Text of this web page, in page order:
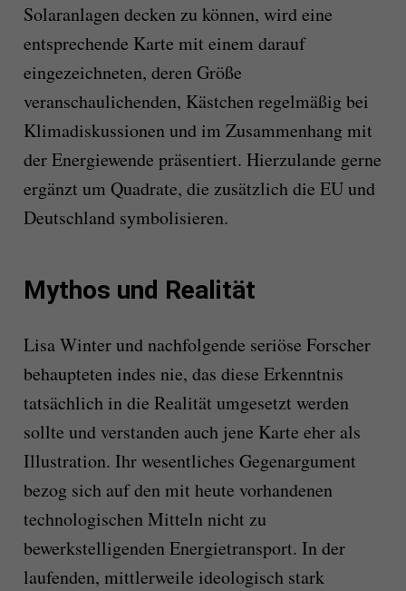
Solaranlagen decken zu können, wird eine
entsprechende Karte mit einem darauf
eingezeichneten, deren Größe
veranschaulichenden, Kästchen regelmäßig bei
Klimadiskussionen und im Zusammenhang mit
der Energiewende präsentiert. Hierzulande gerne
ergänzt um Quadrate, die zusätzlich die EU und
Deutschland symbolisieren.
Mythos und Realität
Lisa Winter und nachfolgende seriöse Forscher
behaupteten indes nie, das diese Erkenntnis
tatsächlich in die Realität umgesetzt werden
sollte und verstanden auch jene Karte eher als
Illustration. Ihr wesentliches Gegenargument
bezog sich auf den mit heute vorhandenen
technologischen Mitteln nicht zu
bewerkstelligenden Energietransport. In der
laufenden, mittlerweile ideologisch stark